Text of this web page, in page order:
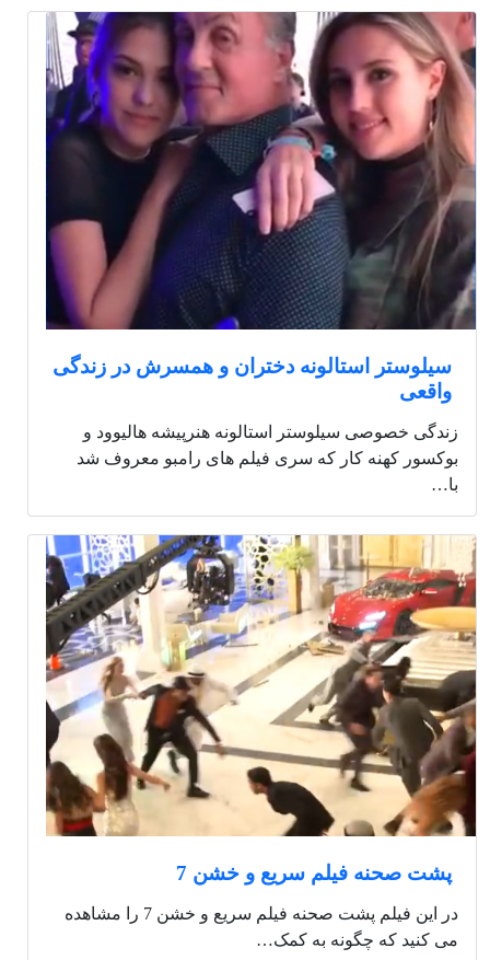
سیلوستر استالونه دختران و همسرش در زندگی
واقعی
زندگی خصوصی سیلوستر استالونه هنرپیشه هالیوود و
بوکسور کهنه کار که سری فیلم های رامبو معروف شد
با…
پشت صحنه فیلم سریع و خشن 7
در این فیلم پشت صحنه فیلم سریع و خشن 7 را مشاهده
می کنید که چگونه به کمک…